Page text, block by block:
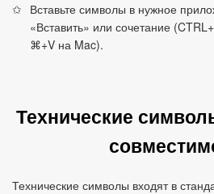
Вставьте символы в нужное
«Вставить» или сочетание
⌘+V на Mac).
Технические
Технические символы входят в